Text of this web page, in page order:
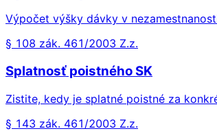
Výpočet výšky dávky v
§ 108 zák. 461/2003 Z.z.
Splatnosť poistného SK
Zistite, kedy je splatné poistné za
§ 143 zák. 461/2003 Z.z.